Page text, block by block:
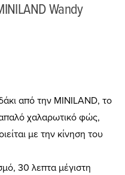
Wandy
από την MINILAND, το
χαλαρωτικό φώς,
με την κίνηση του
30 λεπτα μέγιστη